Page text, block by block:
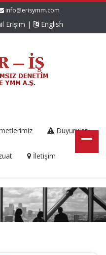
info@erisymm.com
Erişim | English
Duyurular
İletişim